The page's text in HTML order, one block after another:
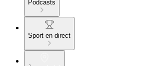
Podcasts
Sport en direct